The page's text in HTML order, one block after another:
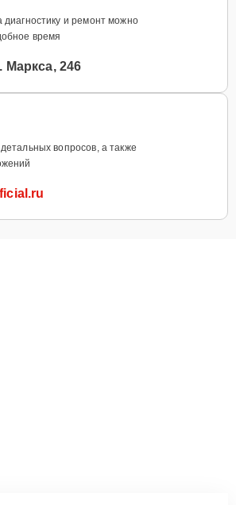
диагностику и ремонт можно
время
Маркса, 246
вопросов, а также